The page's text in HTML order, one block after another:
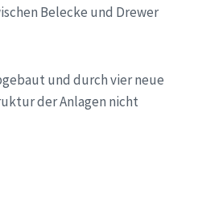
Belecke und Drewer
und durch vier neue
der Anlagen nicht